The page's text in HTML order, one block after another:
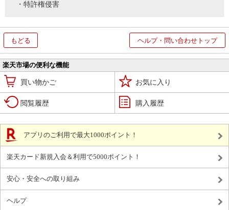
・特許権侵害
もどる ヘルプ・問い合わせトップ
楽天市場の便利な機能
買い物かご お気に入り
閲覧履歴 購入履歴
アプリのご利用で最大1000ポイント！
楽天カード新規入会＆利用で5000ポイント！
安心・安全への取り組み
ヘルプ